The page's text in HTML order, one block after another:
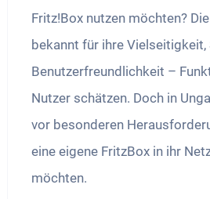
Fritz!Box nutzen möchten?
bekannt für ihre Vielseitigkeit,
Benutzerfreundlichkeit –
Nutzer schätzen. Doch in
vor besonderen
eine eigene FritzBox in ihr
möchten.